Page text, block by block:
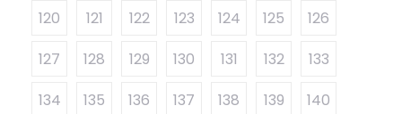
120
121 122 123 124 125
126
127
128 129 130 131 132
133
134
135 136 137 138 139
140